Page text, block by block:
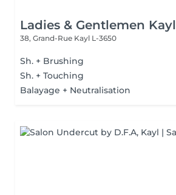
Ladies & Gentlemen Kayl
38, Grand-Rue Kayl L-3650
Sh. + Brushing
Sh. + Touching
Balayage + Neutralisation